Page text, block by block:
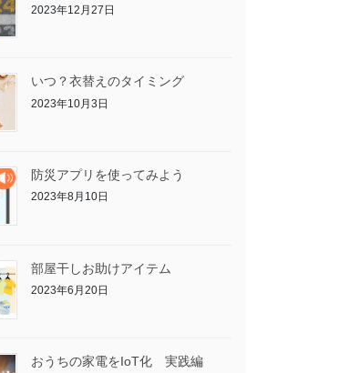
2023年12月27日
いつ？衣替えのタイミング
2023年10月3日
防災アプリを使ってみよう
2023年8月10日
部屋干しお助けアイテム
2023年6月20日
おうちの家電をIoT化 実践編